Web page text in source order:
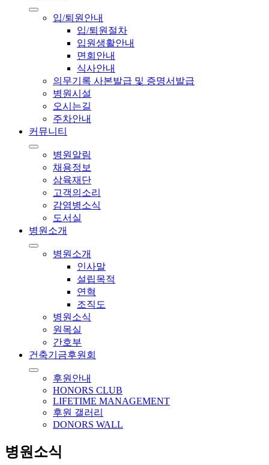
입/퇴원안내
입/퇴원절차
입원생활안내
면회안내
식사안내
의무기록 사본발급 및 증명서발급
병원시설
오시는길
주차안내
커뮤니티
병원알림
채용정보
삼육재단
고객의소리
감염병소식
도서실
병원소개
병원소개
인사말
설립목적
연혁
조직도
병원소식
원목실
간호부
건축기금후원회
후원안내
HONORS CLUB
LIFETIME MANAGEMENT
후원 갤러리
DONORS WALL
병원소식